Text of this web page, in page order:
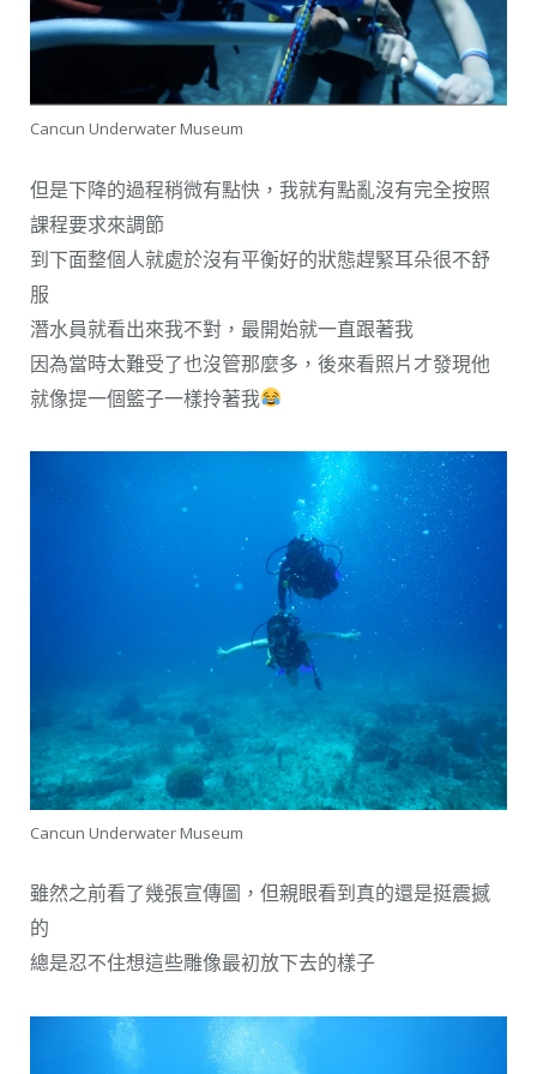
Cancun Underwater Museum
但是下降的過程稍微有點快，我就有點亂沒有完全按照
課程要求來調節
到下面整個人就處於沒有平衡好的狀態趕緊耳朵很不舒
服
潛水員就看出來我不對，最開始就一直跟著我
因為當時太難受了也沒管那麼多，後來看照片才發現他
就像提一個籃子一樣拎著我
Cancun Underwater Museum
雖然之前看了幾張宣傳圖，但親眼看到真的還是挺震撼
的
總是忍不住想這些雕像最初放下去的樣子